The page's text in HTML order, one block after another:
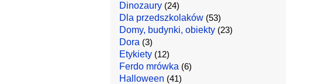
Dinozaury(24)
Dla przedszkolaków(53)
Domy, budynki, obiekty(23)
Dora (3)
Etykiety(12)
Ferdo mrówka (6)
Halloween (41)